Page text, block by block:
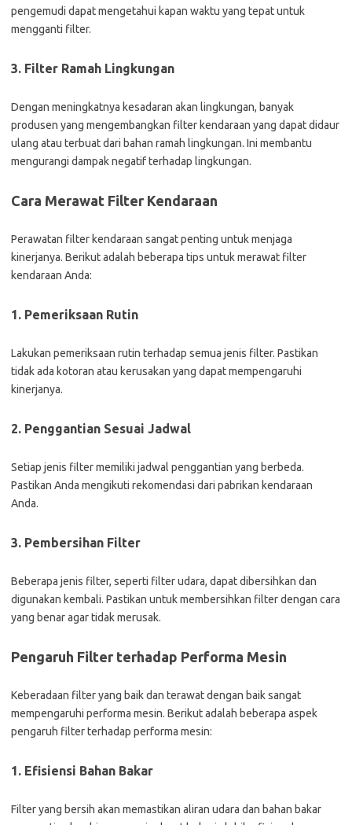
pengemudi dapat mengetahui kapan waktu yang tepat untuk
mengganti filter.
3. Filter Ramah Lingkungan
Dengan meningkatnya kesadaran akan lingkungan, banyak
produsen yang mengembangkan filter kendaraan yang dapat didaur
ulang atau terbuat dari bahan ramah lingkungan. Ini membantu
mengurangi dampak negatif terhadap lingkungan.
Cara Merawat Filter Kendaraan
Perawatan filter kendaraan sangat penting untuk menjaga
kinerjanya. Berikut adalah beberapa tips untuk merawat filter
kendaraan Anda:
1. Pemeriksaan Rutin
Lakukan pemeriksaan rutin terhadap semua jenis filter. Pastikan
tidak ada kotoran atau kerusakan yang dapat mempengaruhi
kinerjanya.
2. Penggantian Sesuai Jadwal
Setiap jenis filter memiliki jadwal penggantian yang berbeda.
Pastikan Anda mengikuti rekomendasi dari pabrikan kendaraan
Anda.
3. Pembersihan Filter
Beberapa jenis filter, seperti filter udara, dapat dibersihkan dan
digunakan kembali. Pastikan untuk membersihkan filter dengan cara
yang benar agar tidak merusak.
Pengaruh Filter terhadap Performa Mesin
Keberadaan filter yang baik dan terawat dengan baik sangat
mempengaruhi performa mesin. Berikut adalah beberapa aspek
pengaruh filter terhadap performa mesin:
1. Efisiensi Bahan Bakar
Filter yang bersih akan memastikan aliran udara dan bahan bakar